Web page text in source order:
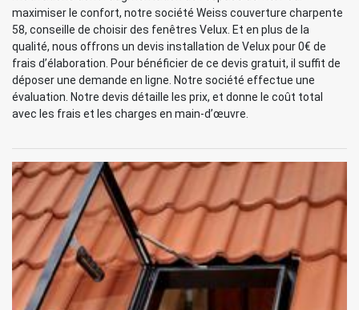
maximiser le confort, notre société Weiss couverture charpente
58, conseille de choisir des fenêtres Velux. Et en plus de la
qualité, nous offrons un devis installation de Velux pour 0€ de
frais d’élaboration. Pour bénéficier de ce devis gratuit, il suffit de
déposer une demande en ligne. Notre société effectue une
évaluation. Notre devis détaille les prix, et donne le coût total
avec les frais et les charges en main-d’œuvre.